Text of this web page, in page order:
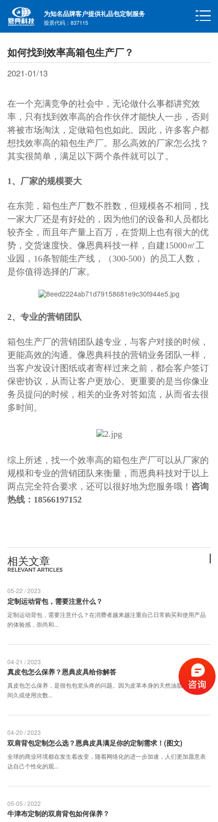
为知名品牌客户提供礼品包定制服务
股票代码：837115
如何找到效率高箱包生产厂？
2021-01/13
在一个充满竞争的社会中，无论做什么事都讲究效
率，只有找到效率高的合作伙伴才能快人一步，否则
将被市场淘汰，定做箱包也如此。因此，许多客户都
想找效率高的箱包生产厂。 那么高效的厂家怎么找？
其实很简单，满足以下两个条件就可以了。
1、厂家的规模要大
在东莞， 箱包生产厂数不胜数，但规模各不相同，找
一家大厂还是有好处的，因为他们的设备和人员都比
较齐全，而且年产量上百万，在货期上也有很大的优
势，交货速度快。像恩典科技一样，自建15000㎡工
业园，16条智能生产线，（300-500）的员工人数，
是你值得选择的厂家。
2、专业的营销团队
箱包生产厂的营销团队越专业，与客户对接的时候，
更能高效的沟通。像恩典科技的营销业务团队一样，
当客户发设计图纸或者寄样过来之前，都会客户签订
保密协议，从而让客户更放心。更重要的是当你像业
务员提问的时候，相关的业务对答如流，从而省去很
多时间。
综上所述，找一个效率高的箱包生产厂可以从厂家的
规模和专业的营销团队来衡量，而恩典科技对于以上
两点完全符合要求，还可以很好地为您服务哦！ 咨询
热线：18566197152
相关文章
RELEVANT ARTICLES
定制运动背包，需要注意什么？
​定制运动背包，需要注意什么？在消费者越来越注重自己日常购买和使用产品
的体验感，崇尚和...
05-22 / 2023
真皮包怎么保养？恩典皮具给你解答
真皮包怎么保养，是很包包党头疼的问题。因为皮革本身的天然油脂会随着时
间久或使用次数...
04-21 / 2023
双肩背包定制怎么选？恩典皮具满足你的定制需求！(图文)
全球的商业环境都在发生着改变，随着网络化的进一步加速，人们更加愿意表
达自己个性化的观...
04-20 / 2023
牛津布定制的双肩背包如何保养？
05-05 / 2022